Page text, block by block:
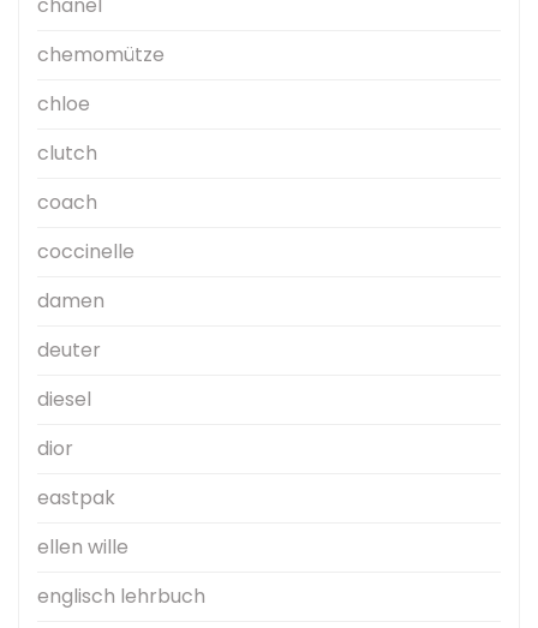
chanel
chemomütze
chloe
clutch
coach
coccinelle
damen
deuter
diesel
dior
eastpak
ellen wille
englisch lehrbuch